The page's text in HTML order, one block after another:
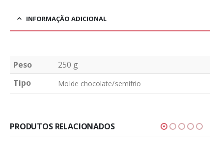
INFORMAÇÃO ADICIONAL
Peso
250 g
Tipo
Molde chocolate/semifrio
PRODUTOS RELACIONADOS